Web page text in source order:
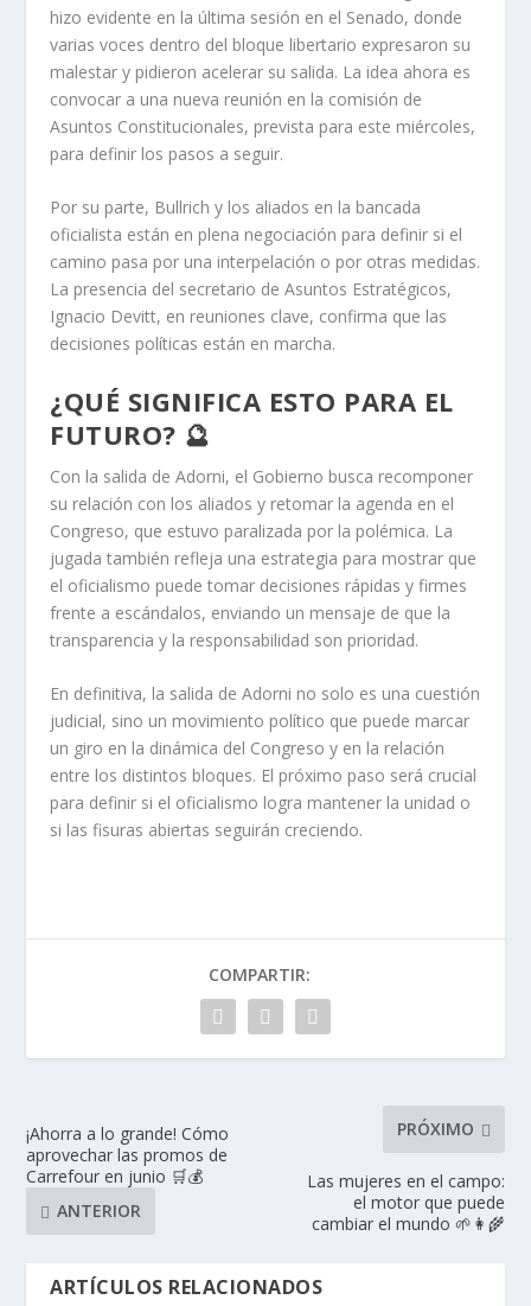
hizo evidente en la última sesión en el Senado, donde
varias voces dentro del bloque libertario expresaron su
malestar y pidieron acelerar su salida. La idea ahora es
convocar a una nueva reunión en la comisión de
Asuntos Constitucionales, prevista para este miércoles,
para definir los pasos a seguir.
Por su parte, Bullrich y los aliados en la bancada
oficialista están en plena negociación para definir si el
camino pasa por una interpelación o por otras medidas.
La presencia del secretario de Asuntos Estratégicos,
Ignacio Devitt, en reuniones clave, confirma que las
decisiones políticas están en marcha.
¿QUÉ SIGNIFICA ESTO PARA EL
FUTURO? 🔮
Con la salida de Adorni, el Gobierno busca recomponer
su relación con los aliados y retomar la agenda en el
Congreso, que estuvo paralizada por la polémica. La
jugada también refleja una estrategia para mostrar que
el oficialismo puede tomar decisiones rápidas y firmes
frente a escándalos, enviando un mensaje de que la
transparencia y la responsabilidad son prioridad.
En definitiva, la salida de Adorni no solo es una cuestión
judicial, sino un movimiento político que puede marcar
un giro en la dinámica del Congreso y en la relación
entre los distintos bloques. El próximo paso será crucial
para definir si el oficialismo logra mantener la unidad o
si las fisuras abiertas seguirán creciendo.
COMPARTIR:
¡Ahorra a lo grande! Cómo
aprovechar las promos de
Carrefour en junio 🛒💰
ANTERIOR
PRÓXIMO
Las mujeres en el campo:
el motor que puede
cambiar el mundo 🌱👩‍🌾
ARTÍCULOS RELACIONADOS